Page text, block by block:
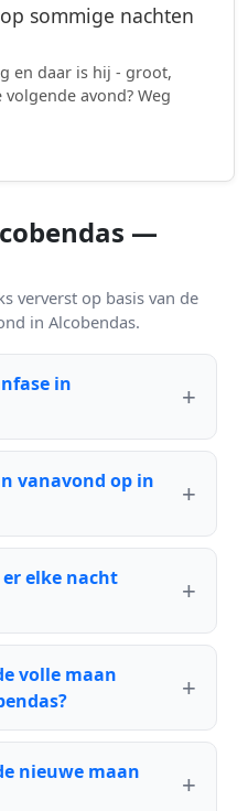
sommige nachten
en daar is hij - groot,
avond? Weg
—
ververst op basis van de
in Alcobendas.
in
vanavond op in
elke nacht
volle maan
nieuwe maan